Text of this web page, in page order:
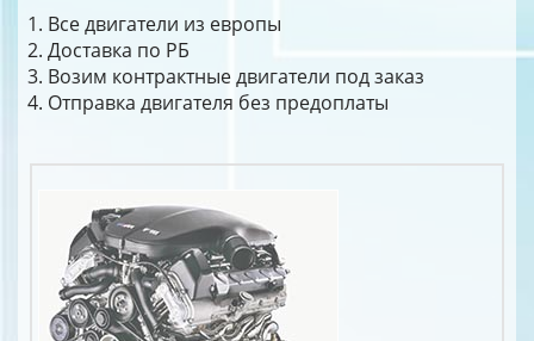
Все двигатели из европы
Доставка по РБ
Возим контрактные двигатели под заказ
Отправка двигателя без предоплаты